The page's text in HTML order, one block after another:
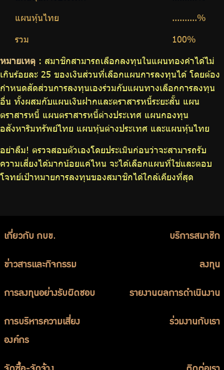
แผนหุ้นไทย
รวม
..........%
100%
หมายเหตุ : สมาชิกสามารถเลือกลงทุนในแผนทองคำได้ไม่
เกินร้อยละ 25 ของเงินส่วนที่เลือกแผนการลงทุนได้ โดยต้อง
กำหนดสัดส่วนการลงทุนเองร่วมกับแผนทางเลือกการลงทุน
อื่น ทั้งผสมกับแผนเงินฝากและตราสารหนี้ระยะสั้น แผน
ตราสารหนี้ แผนตราสารหนี้ต่างประเทศ แผนกองทุน
อสังหาริมทรัพย์ไทย แผนหุ้นต่างประเทศ และแผนหุ้นไทย
อย่าลืม! ตรวจสอบตัวเองโดยประเมินก่อนว่าจะสามารถรับ
ความเสี่ยงได้มากน้อยแค่ไหน จะได้เลือกแผนที่ใช่และตอบ
โจทย์เป้าหมายการลงทุนของสมาชิกได้ใกล้เคียงที่สุด
เกี่ยวกับ กบข. บริการสมาชิก
ข่าวสารและกิจกรรม ลงทุน
การลงทุนอย่างรับผิดชอบ รายงานผลการดำเนินงาน
การบริหารความเสี่ยง
องค์กร
ร่วมงานกับเรา